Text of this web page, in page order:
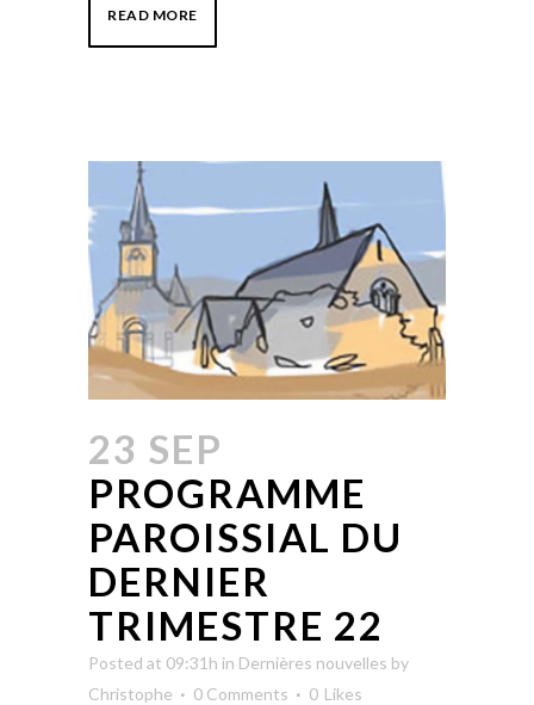
READ MORE
23 SEP
PROGRAMME
PAROISSIAL DU
DERNIER
TRIMESTRE 22
Posted at 09:31h in Dernières nouvelles by
Christophe
0 Comments 0 Likes